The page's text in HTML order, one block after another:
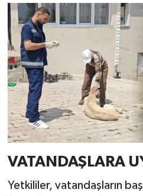
VATANDAŞLARA
Yetkililer, vatandaşların